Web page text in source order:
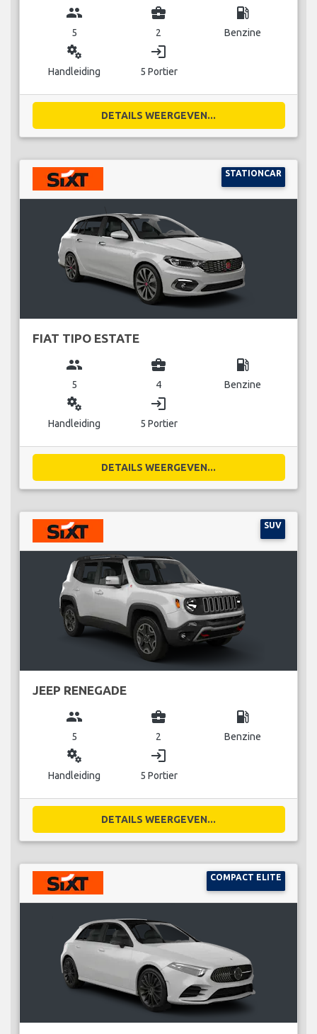
group
5
business_center
2
local_gas_station
Benzine
miscellaneous_services
Handleiding
login
5 Portier
DETAILS WEERGEVEN...
STATIONCAR
FIAT TIPO ESTATE
group
5
business_center
4
local_gas_station
Benzine
miscellaneous_services
Handleiding
login
5 Portier
DETAILS WEERGEVEN...
SUV
JEEP RENEGADE
group
5
business_center
2
local_gas_station
Benzine
miscellaneous_services
Handleiding
login
5 Portier
DETAILS WEERGEVEN...
COMPACT ELITE